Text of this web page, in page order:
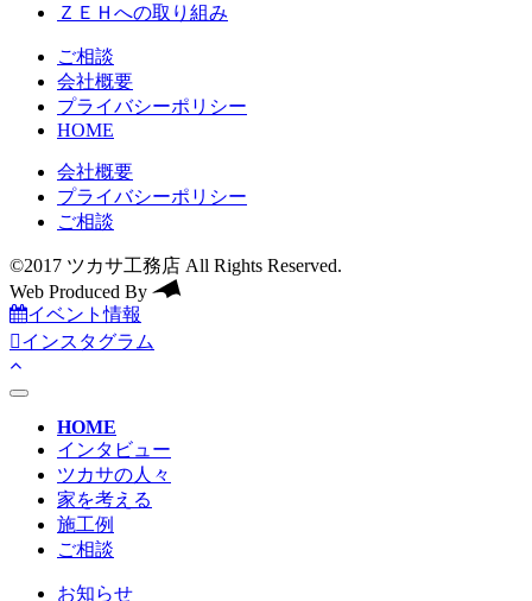
ＺＥＨへの取り組み
ご相談
会社概要
プライバシーポリシー
HOME
会社概要
プライバシーポリシー
ご相談
©2017 ツカサ工務店 All Rights Reserved.
Web Produced By
イベント情報
インスタグラム
toggle
navigationHOME
インタビュー
ツカサの人々
家を考える
施工例
ご相談
お知らせ